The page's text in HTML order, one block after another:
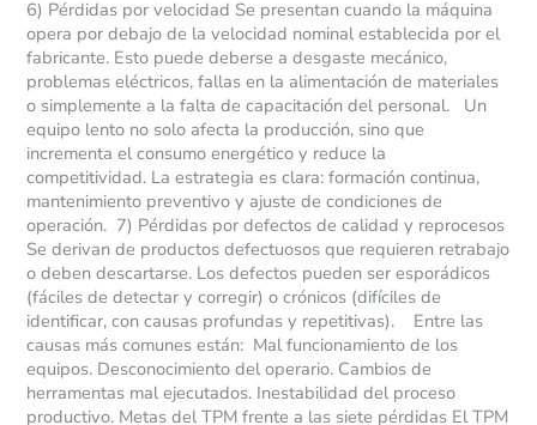
6) Pérdidas por velocidad Se presentan cuando la máquina
opera por debajo de la velocidad nominal establecida por el
fabricante. Esto puede deberse a desgaste mecánico,
problemas eléctricos, fallas en la alimentación de materiales
o simplemente a la falta de capacitación del personal. Un
equipo lento no solo afecta la producción, sino que
incrementa el consumo energético y reduce la
competitividad. La estrategia es clara: formación continua,
mantenimiento preventivo y ajuste de condiciones de
operación. 7) Pérdidas por defectos de calidad y reprocesos
Se derivan de productos defectuosos que requieren retrabajo
o deben descartarse. Los defectos pueden ser esporádicos
(fáciles de detectar y corregir) o crónicos (difíciles de
identificar, con causas profundas y repetitivas). Entre las
causas más comunes están: Mal funcionamiento de los
equipos. Desconocimiento del operario. Cambios de
herramentas mal ejecutados. Inestabilidad del proceso
productivo. Metas del TPM frente a las siete pérdidas El TPM